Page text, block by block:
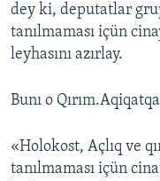
SÜRET
BLOGLAR
Українською
dey ki, deputatlar
tanılmaması içün
leyhasını azırlay.
Bunı o
«Holokost, Açlıq ve
tanılmaması içün